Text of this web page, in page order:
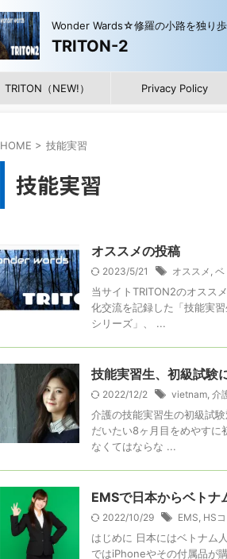
Wonder Wards☆修羅の小路を独り
TRITON-2
TRITON（NEW!） Privacy Policy
HOME > 技能実習
技能実習
オススメの投稿
2023/5/21 オススメ , ベ
当サイトTRITON2のオスス
化交流を記録した「技能実
シリーズ」、 ...
技能実習生、初級試験
2022/12/2 vietnam, 介
介護の技能実習生の初級試
だいたい8ヶ月目をめやすに
なくてはならな ...
EMSで日本からベトナ
2022/10/29 EMS, HS
はじめに 日本にはベトナム
ではiPhoneやその付属品が